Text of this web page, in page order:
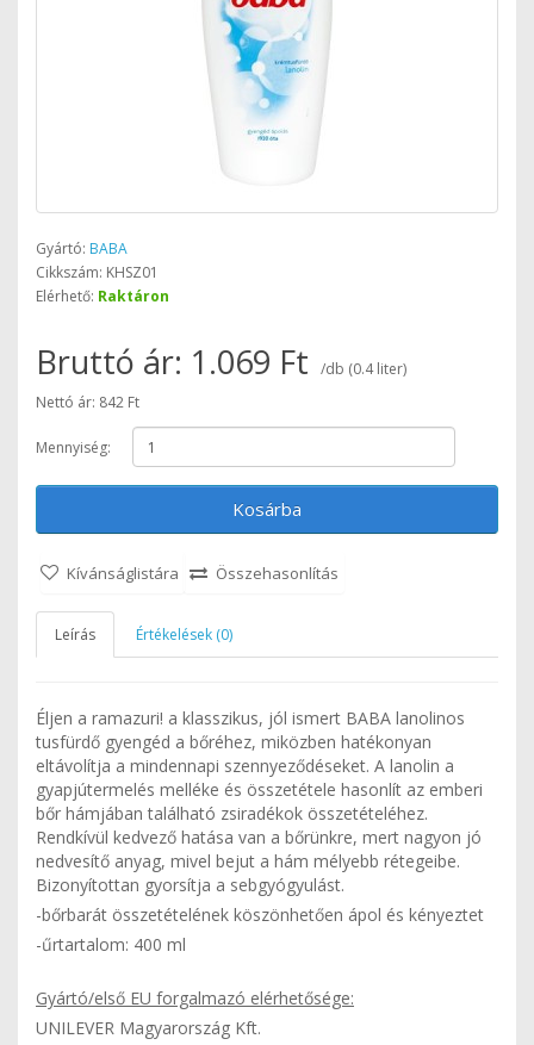
Gyártó: BABA
Cikkszám: KHSZ01
Elérhető: Raktáron
Bruttó ár: 1.069 Ft
/db (0.4 liter)
Nettó ár: 842 Ft
Mennyiség:
Kosárba
Kívánságlistára Összehasonlítás
Leírás Értékelések (0)
Éljen a ramazuri! a klasszikus, jól ismert BABA lanolinos
tusfürdő gyengéd a bőréhez, miközben hatékonyan
eltávolítja a mindennapi szennyeződéseket. A lanolin a
gyapjútermelés melléke és összetétele hasonlít az emberi
bőr hámjában található zsiradékok összetételéhez.
Rendkívül kedvező hatása van a bőrünkre, mert nagyon jó
nedvesítő anyag, mivel bejut a hám mélyebb rétegeibe.
Bizonyítottan gyorsítja a sebgyógyulást.
-bőrbarát összetételének köszönhetően ápol és kényeztet
-űrtartalom: 400 ml
Gyártó/első EU forgalmazó elérhetősége:
UNILEVER Magyarország Kft.